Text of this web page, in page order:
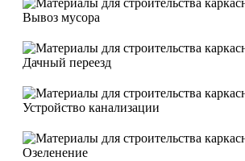
Вывоз мусора
Дачный переезд
Устройство канализации
Озеленение